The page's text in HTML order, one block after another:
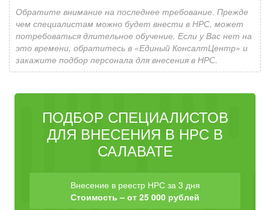
Обратите внимание на последнее требование. Прежде
чем специалистам можно будет внести в НРС, может
потребоваться длительное обучение. Если у Вас нет на
это времени, обратитесь в «Единый КонсалтЦентр» и
закажите подбор персонала для внесения в НРС.
ПОДБОР СПЕЦИАЛИСТОВ
ДЛЯ ВНЕСЕНИЯ В НРС В
САЛАВАТЕ
Внесение в реестр НРС за 3 дня
Стоимость – от 25 000 рублей